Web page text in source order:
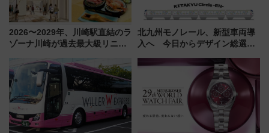
2026〜2029年、川崎駅直結のラ
ゾーナ川崎が過去最大級リニュ
「いつから何が変わるか」徹底
解説！
北九州モノレール、新型車両導
入へ 今日からデザイン総選挙